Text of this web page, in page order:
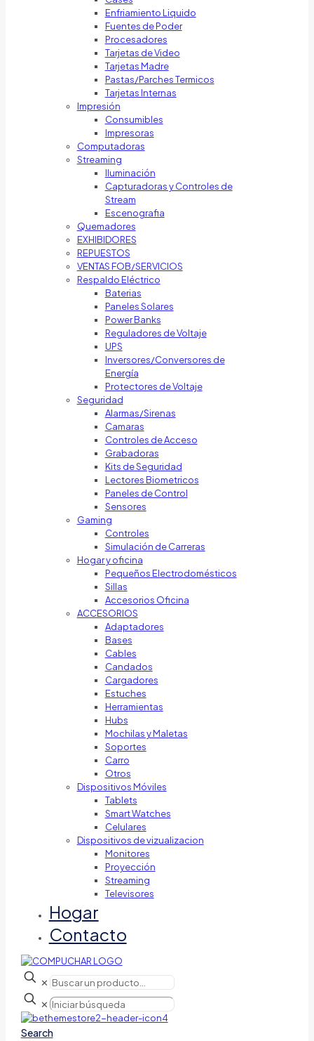
Enfriamiento Liquido
Fuentes de Poder
Procesadores
Tarjetas de Video
Tarjetas Madre
Pastas/Parches Termicos
Tarjetas Internas
Impresión
Consumibles
Impresoras
Computadoras
Streaming
Iluminación
Capturadoras y Controles de
Stream
Escenografia
Quemadores
EXHIBIDORES
REPUESTOS
VENTAS FOB/SERVICIOS
Respaldo Eléctrico
Baterias
Paneles Solares
Power Banks
Reguladores de Voltaje
UPS
Inversores/Conversores de
Energía
Protectores de Voltaje
Seguridad
Alarmas/Sirenas
Camaras
Controles de Acceso
Grabadoras
Kits de Seguridad
Lectores Biometricos
Paneles de Control
Sensores
Gaming
Controles
Simulación de Carreras
Hogar y oficina
Pequeños Electrodomésticos
Sillas
Accesorios Oficina
ACCESORIOS
Adaptadores
Bases
Cables
Candados
Cargadores
Estuches
Herramientas
Hubs
Mochilas y Maletas
Soportes
Carro
Otros
Dispositivos Móviles
Tablets
Smart Watches
Celulares
Dispositivos de vizualizacion
Monitores
Proyección
Streaming
Televisores
Hogar
Contacto
✕
✕
Search